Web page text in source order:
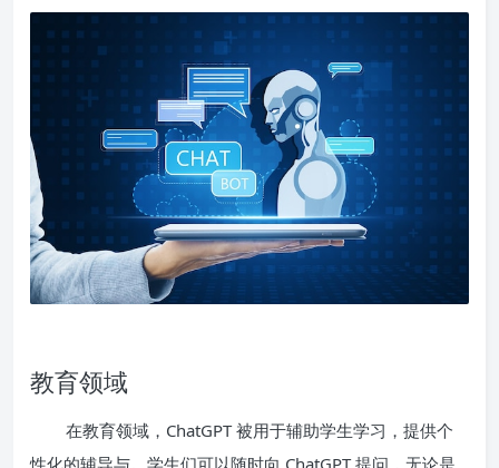
教育领域
在教育领域，ChatGPT 被用于辅助学生学习，提供个
性化的辅导与。学生们可以随时向 ChatGPT 提问，无论是